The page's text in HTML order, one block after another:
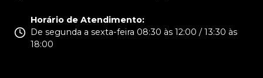
Horário de Atendimento:
De segunda a sexta-feira 08:30 às 12:00 / 13:30 às
18:00